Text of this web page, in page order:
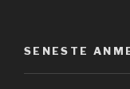
SENESTE